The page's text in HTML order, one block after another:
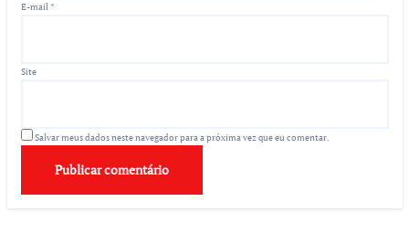
E-mail*
Site
Salvar meus dados neste navegador para a próxima vez que eu comentar.